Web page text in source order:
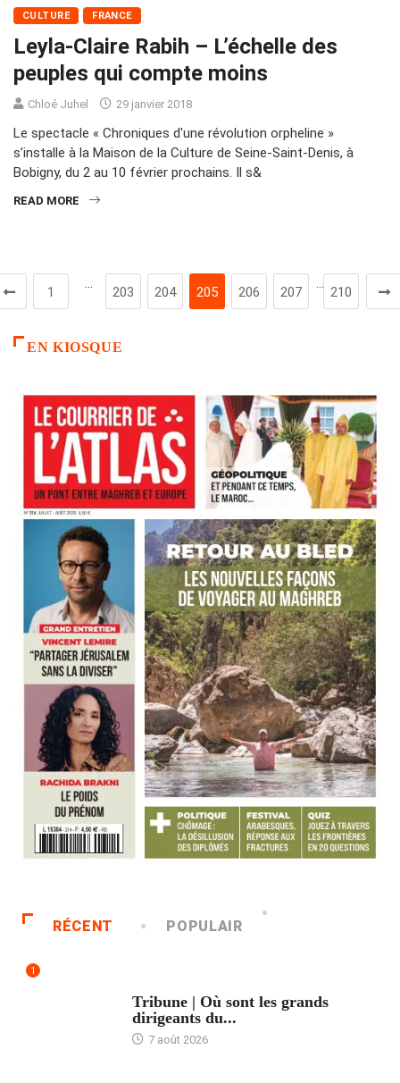
CULTURE FRANCE
Leyla-Claire Rabih – L’échelle des
peuples qui compte moins
Chloé Juhel 29 janvier 2018
Le spectacle « Chroniques d'une révolution orpheline »
s’installe à la Maison de la Culture de Seine-Saint-Denis, à
Bobigny, du 2 au 10 février prochains. Il s&
READ MORE
1 203 204 205 206 207 210
EN KIOSQUE
RÉCENT POPULAIR
1
Tribune | Où sont les grands
dirigeants du...
7 août 2026